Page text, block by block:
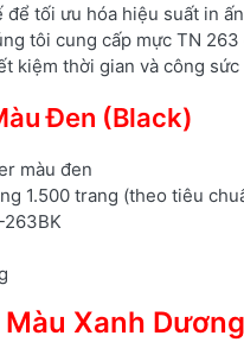
để tối ưu hóa hiệu suất in
tôi cung cấp mực TN
kiệm thời gian và công sức
Đen (Black)
màu đen
1.500 trang (theo tiêu
263BK
Xanh